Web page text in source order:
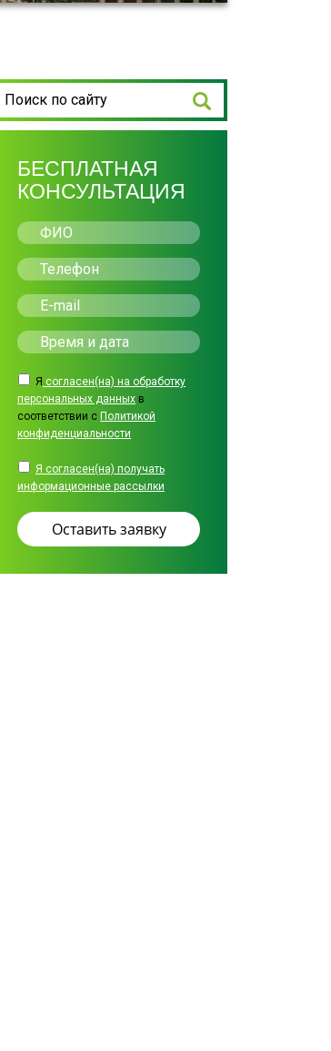
БЕСПЛАТНАЯ
КОНСУЛЬТАЦИЯ
Я согласен(на) на обработку
персональных данных в
соответствии с Политикой
конфиденциальности
Я согласен(на) получать
информационные рассылки